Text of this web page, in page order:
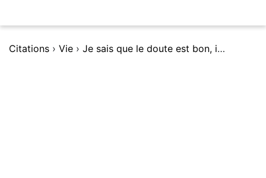
Citations › Vie › Je sais que le doute est bon, il serre Ã se remettre en question.